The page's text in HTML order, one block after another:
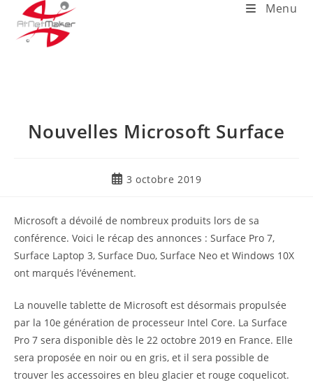
Menu
Nouvelles Microsoft Surface
3 octobre 2019
Microsoft a dévoilé de nombreux produits lors de sa
conférence. Voici le récap des annonces : Surface Pro 7,
Surface Laptop 3, Surface Duo, Surface Neo et Windows 10X
ont marqués l’événement.
La nouvelle tablette de Microsoft est désormais propulsée
par la 10e génération de processeur Intel Core. La Surface
Pro 7 sera disponible dès le 22 octobre 2019 en France. Elle
sera proposée en noir ou en gris, et il sera possible de
trouver les accessoires en bleu glacier et rouge coquelicot.